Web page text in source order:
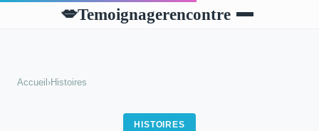
💋Temoignagerencontre
Accueil ›Histoires
HISTOIRES